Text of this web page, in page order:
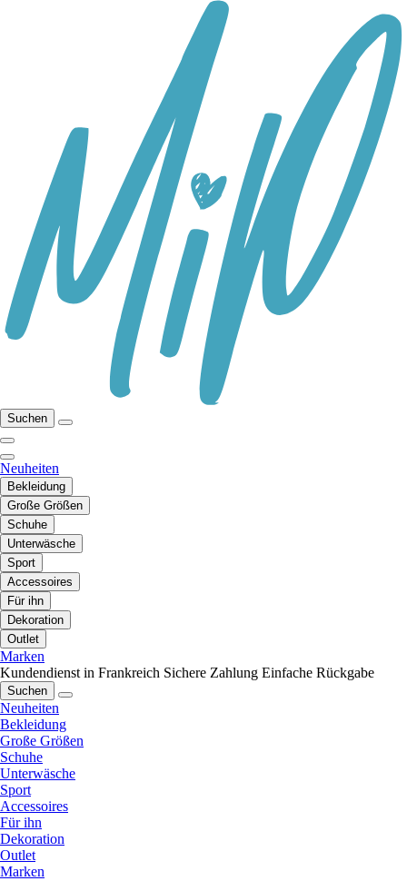
Suchen
Neuheiten
Bekleidung
Große Größen
Schuhe
Unterwäsche
Sport
Accessoires
Für ihn
Dekoration
Outlet
Marken
Kundendienst in Frankreich Sichere Zahlung Einfache Rückgabe
Suchen
Neuheiten
Bekleidung
Große Größen
Schuhe
Unterwäsche
Sport
Accessoires
Für ihn
Dekoration
Outlet
Marken